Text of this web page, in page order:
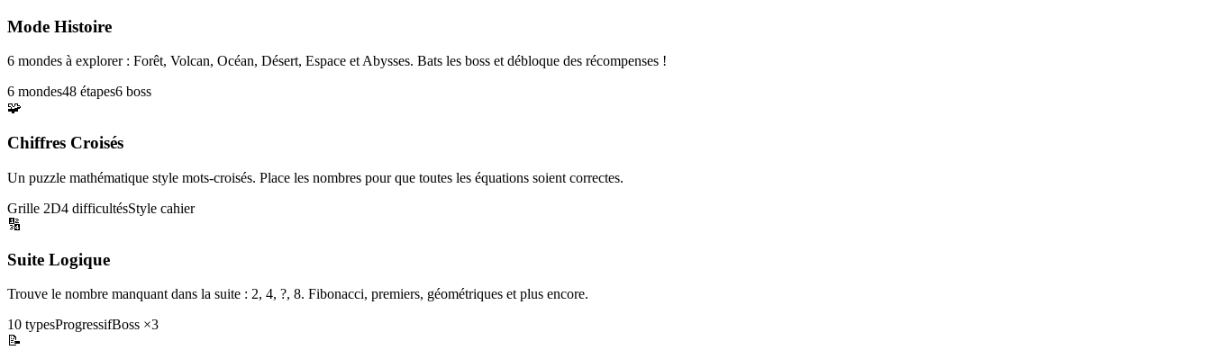
Mode Histoire
6 mondes à explorer : Forêt, Volcan, Océan, Désert, Espace et Abysses. Bats les boss et débloque des récompenses !
6 mondes48 étapes6 boss
🧩
Chiffres Croisés
Un puzzle mathématique style mots-croisés. Place les nombres pour que toutes les équations soient correctes.
Grille 2D4 difficultésStyle cahier
🔢
Suite Logique
Trouve le nombre manquant dans la suite : 2, 4, ?, 8. Fibonacci, premiers, géométriques et plus encore.
10 typesProgressifBoss ×3
📝